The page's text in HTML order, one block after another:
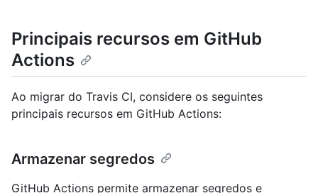
Principais recursos em GitHub
Actions
Ao migrar do Travis CI, considere os seguintes
principais recursos em GitHub Actions:
Armazenar segredos
GitHub Actions permite armazenar segredos e